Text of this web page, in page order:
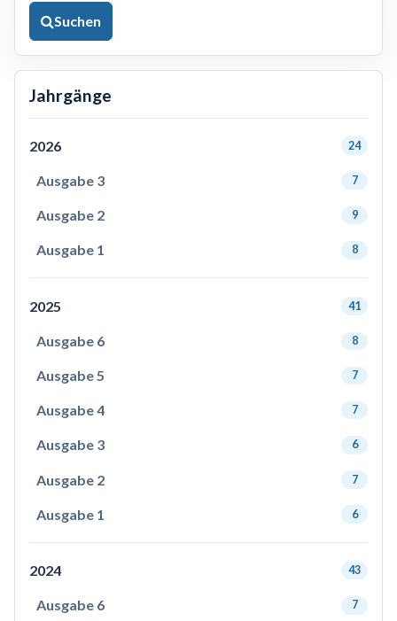
Suchen
Jahrgänge
2026 24
Ausgabe 3 7
Ausgabe 2 9
Ausgabe 1 8
2025 41
Ausgabe 6 8
Ausgabe 5 7
Ausgabe 4 7
Ausgabe 3 6
Ausgabe 2 7
Ausgabe 1 6
2024 43
Ausgabe 6 7